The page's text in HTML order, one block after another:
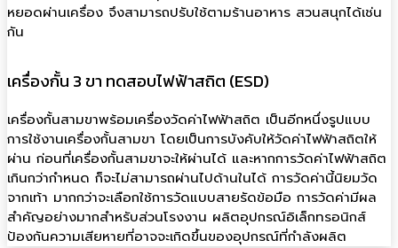
หยอดผ่านเครื่อง จึงสามารถปรับใช้ตามร้านอาหาร สวนสนุกได้เช่น
กัน
เครื่องกั้น 3 ขา ทดสอบไฟฟ้าสถิต (ESD)
เครื่องกั้นสามขาพร้อมเครื่องวัดค่าไฟฟ้าสถิต เป็นอีกหนึ่งรูปแบบ
การใช้งานเครื่องกั้นสามขา โดยเป็นการบังคับให้วัดค่าไฟฟ้าสถิตให้
ผ่าน ก่อนที่เครื่องกั้นสามขาจะให้ผ่านได้ และหากการวัดค่าไฟฟ้าสถิต
เกินกว่ากำหนด ก็จะไม่สามารถผ่านไปด้านในได้ การวัดค่านี้นิยมวัด
จากเท้า มากกว่าจะเลือกใช้การวัดแบบสายรัดข้อมือ การวัดค่ามีผล
สำคัญอย่างมากสำหรับส่วนโรงงาน ผลิตอุปกรณ์อิเล็กทรอนิกส์
ป้องกันความเสียหายที่อาจจะเกิดขึ้นของอุปกรณ์ที่กำลังผลิต